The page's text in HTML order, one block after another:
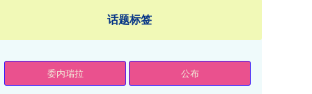
话题标签
委内瑞拉 公布